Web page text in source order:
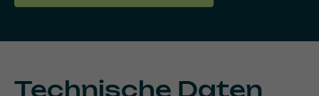
Technische Daten